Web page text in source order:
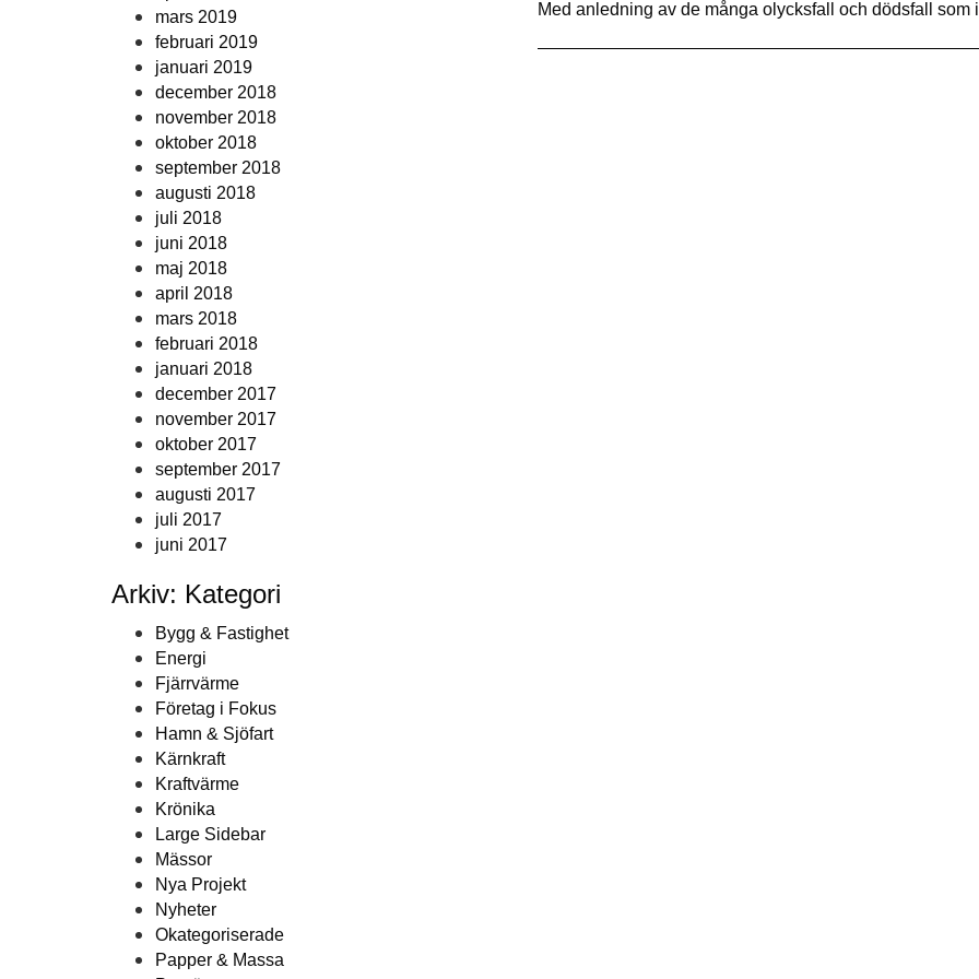
mars 2019
februari 2019
januari 2019
december 2018
november 2018
oktober 2018
september 2018
augusti 2018
juli 2018
juni 2018
maj 2018
april 2018
mars 2018
februari 2018
januari 2018
december 2017
november 2017
oktober 2017
september 2017
augusti 2017
juli 2017
juni 2017
Arkiv: Kategori
Bygg & Fastighet
Energi
Fjärrvärme
Företag i Fokus
Hamn & Sjöfart
Kärnkraft
Kraftvärme
Krönika
Large Sidebar
Mässor
Nya Projekt
Nyheter
Okategoriserade
Papper & Massa
Med anledning av de många olycksfall och dödsfall som